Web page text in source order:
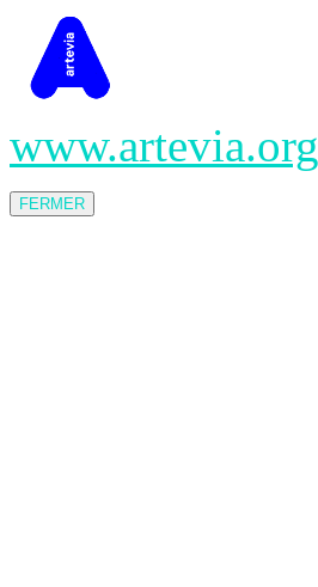
www.artevia.org
FERMER